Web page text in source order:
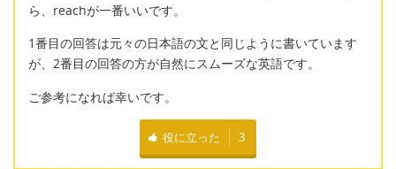
ら、reachが一番いいです。
1番目の回答は元々の日本語の文と同じように書いています
が、2番目の回答の方が自然にスムーズな英語です。
ご参考になれば幸いです。
役に立った 3